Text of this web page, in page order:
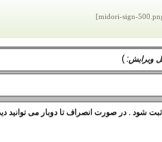
ویرایش:)
شود . در صورت انصراف تا دوبار می توانید